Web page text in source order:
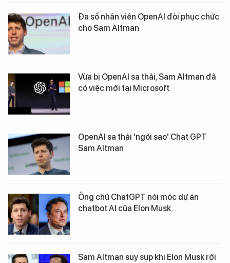
Đa số nhân viên OpenAI đòi phục chức
cho Sam Altman
Vừa bị OpenAI sa thải, Sam Altman đã
có việc mới tại Microsoft
OpenAI sa thải 'ngôi sao' Chat GPT
Sam Altman
Ông chủ ChatGPT nói móc dự án
chatbot AI của Elon Musk
Sam Altman suy sụp khi Elon Musk rời